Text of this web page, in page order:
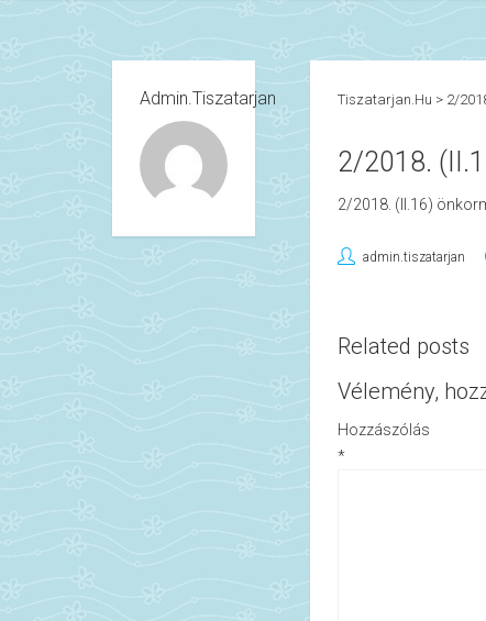
Admin.tiszatarjan Tiszatarjan.hu > 2/
2/2018.
2/2018. (II.16)
admin.tiszatarjan
Related posts
Vélemény,
Hozzászólás
*